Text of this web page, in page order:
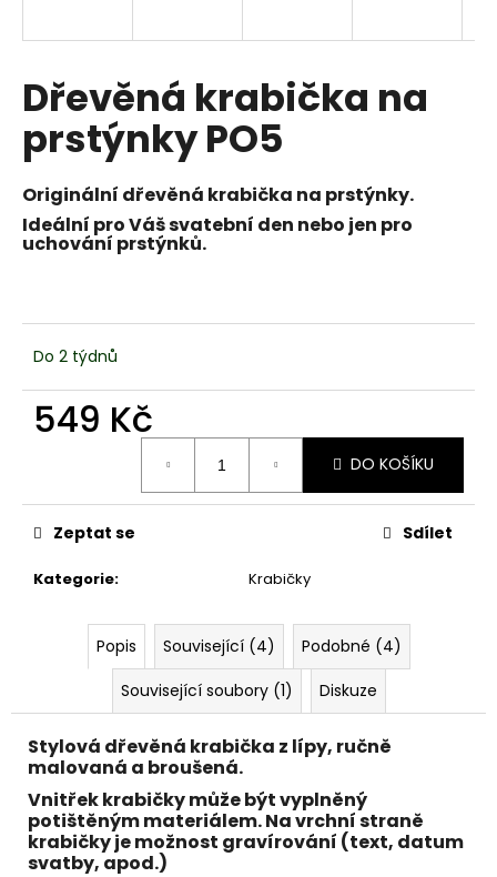
Dřevěná krabička na
prstýnky PO5
Originální dřevěná krabička na prstýnky.
Ideální pro Váš svatební den nebo jen pro
uchování prstýnků.
Do 2 týdnů
549 Kč
DO KOŠÍKU
Kategorie: Krabičky
Zeptat se Sdílet
Popis Související (4)
Podobné (4)
Související soubory (1)
Diskuze
Stylová dřevěná krabička z lípy, ručně
malovaná a broušená.
Vnitřek krabičky může být vyplněný
potištěným materiálem. Na vrchní straně
krabičky je možnost gravírování (text, datum
svatby, apod.)
í
t
?
HLEDAT
D
p
o
č
u
e